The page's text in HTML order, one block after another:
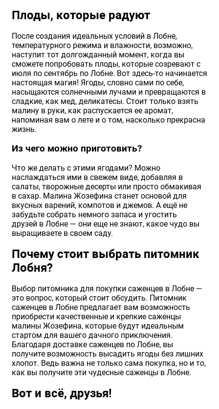
Плоды, которые радуют
После создания идеальных условий в Лобне,
температурного режима и влажности, возможно,
наступит тот долгожданный момент, когда вы
сможете попробовать плоды, которые созревают с
июля по сентябрь по Лобне. Вот здесь-то начинается
настоящая магия! Ягоды, словно сами по себе,
насыщаются солнечными лучами и превращаются в
сладкие, как мед, деликатесы. Стоит только взять
малину в руки, как распускается ее аромат,
напоминая вам о лете и о том, насколько прекрасна
жизнь.
Из чего можно приготовить?
Что же делать с этими ягодами? Можно
наслаждаться ими в свежем виде, добавляя в
салаты, творожные десерты или просто обмакивая
в сахар. Малина Жозефина станет основой для
вкусных варений, компотов и джемов. А ещё не
забудьте собрать немного запаса и угостить
друзей в Лобне — они еще не знают, какое чудо вы
выращиваете в своем саду.
Почему стоит выбрать питомник
Лобня?
Выбор питомника для покупки саженцев в Лобне —
это вопрос, который стоит обсудить. Питомник
саженцев в Лобне предлагает вам возможность
приобрести качественные и крепкие саженцы
малины Жозефина, которые будут идеальным
стартом для вашего дачного приключения.
Благодаря доставке саженцев по Лобне, вы
получите возможность высадить ягоды без лишних
хлопот. Ведь важна не только сама покупка, но и то,
как вы получите эти чудесные саженцы в Лобне.
Вот и всё, друзья!